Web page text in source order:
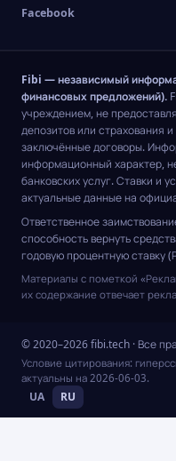
Facebook
Fibi — независимый
финансовых предложений).
учреждением, не
депозитов или страхования
заключённые договоры.
информационный характер,
банковских услуг. Ставки и
актуальные данные на
Ответственное
способность вернуть
годовую процентную ставку
Материалы с пометкой
их содержание отвечает
© 2020–2026 fibi.tech · Все
Условие цитирования:
актуальны на 2026-06-03.
UA RU